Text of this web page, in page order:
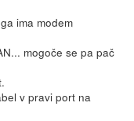
ima modem
mogoče se pa pač
v pravi port na